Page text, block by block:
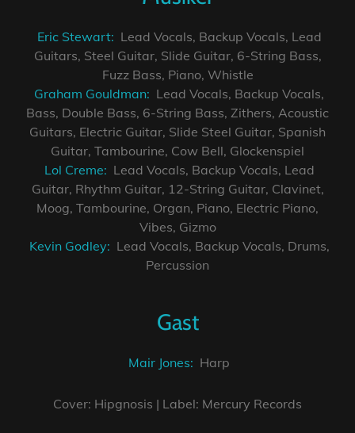
Eric Stewart: Lead Vocals, Backup Vocals, Lead
Guitars, Steel Guitar, Slide Guitar, 6-String Bass,
Fuzz Bass, Piano, Whistle
Graham Gouldman: Lead Vocals, Backup Vocals,
Bass, Double Bass, 6-String Bass, Zithers, Acoustic
Guitars, Electric Guitar, Slide Steel Guitar, Spanish
Guitar, Tambourine, Cow Bell, Glockenspiel
Lol Creme: Lead Vocals, Backup Vocals, Lead
Guitar, Rhythm Guitar, 12-String Guitar, Clavinet,
Moog, Tambourine, Organ, Piano, Electric Piano,
Vibes, Gizmo
Kevin Godley: Lead Vocals, Backup Vocals, Drums,
Percussion
Gast
Mair Jones: Harp
Cover: Hipgnosis | Label: Mercury Records